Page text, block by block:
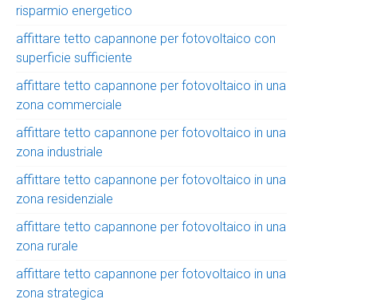
risparmio energetico
affittare tetto capannone per fotovoltaico con
superficie sufficiente
affittare tetto capannone per fotovoltaico in una
zona commerciale
affittare tetto capannone per fotovoltaico in una
zona industriale
affittare tetto capannone per fotovoltaico in una
zona residenziale
affittare tetto capannone per fotovoltaico in una
zona rurale
affittare tetto capannone per fotovoltaico in una
zona strategica